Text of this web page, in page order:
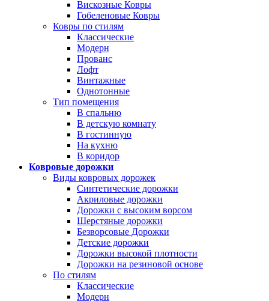
Вискозные Ковры
Гобеленовые Ковры
Ковры по стилям
Классические
Модерн
Прованс
Лофт
Винтажные
Однотонные
Тип помещения
В спальню
В детскую комнату
В гостинную
На кухню
В коридор
Ковровые дорожки
Виды ковровых дорожек
Синтетические дорожки
Акриловые дорожки
Дорожки с высоким ворсом
Шерстяные дорожки
Безворсовые Дорожки
Детские дорожки
Дорожки высокой плотности
Дорожки на резиновой основе
По стилям
Классические
Модерн